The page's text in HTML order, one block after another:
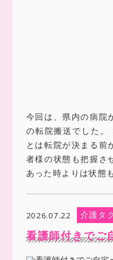
今回は、県内の病院
の転院搬送でした。
とは転院が決まる前
者様の状態も把握さ
あった時よりは状態
2026.07.22 介護タ
看護師付きでご